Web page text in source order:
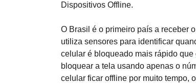
Dispositivos Offline.
O Brasil é o primeiro país a receber
utiliza sensores para identificar
celular é bloqueado mais rápido que
bloquear a tela usando apenas o
celular ficar offline por muito tempo,